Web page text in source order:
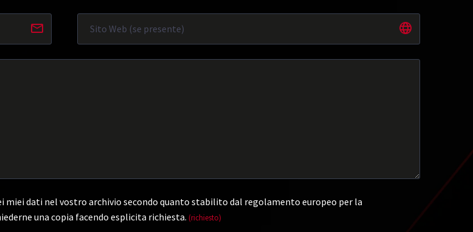
miei dati nel vostro archivio secondo quanto stabilito dal regolamento europeo per la
una copia facendo esplicita richiesta. (richiesto)